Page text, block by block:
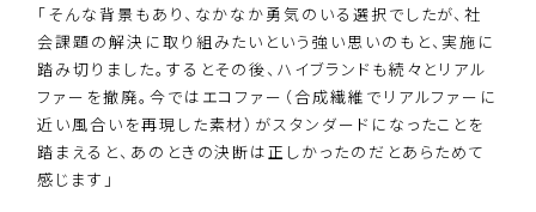
「そんな背景もあり、なかなか勇気のいる選択でしたが、社
会課題の解決に取り組みたいという強い思いのもと、実施に
踏み切りました。するとその後、ハイブランドも続々とリアル
ファーを撤廃。今ではエコファー（合成繊維でリアルファーに
近い風合いを再現した素材）がスタンダードになったことを
踏まえると、あのときの決断は正しかったのだとあらためて
感じます」